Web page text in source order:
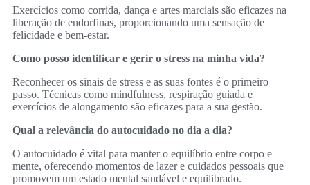
Exercícios como corrida, dança e artes marciais são eficazes na
liberação de endorfinas, proporcionando uma sensação de
felicidade e bem-estar.
Como posso identificar e gerir o stress na minha vida?
Reconhecer os sinais de stress e as suas fontes é o primeiro
passo. Técnicas como mindfulness, respiração guiada e
exercícios de alongamento são eficazes para a sua gestão.
Qual a relevância do autocuidado no dia a dia?
O autocuidado é vital para manter o equilíbrio entre corpo e
mente, oferecendo momentos de lazer e cuidados pessoais que
promovem um estado mental saudável e equilibrado.